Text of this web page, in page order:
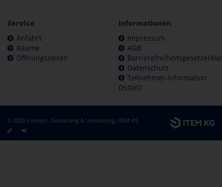
Service
Anfahrt
Räume
Öffnungszeiten
Informationen
Impressum
AGB
Datenschutz
Teilnehmer-Information
DSGVO
© 2026 Konzept, Gestaltung & Umsetzung: ITEM KG